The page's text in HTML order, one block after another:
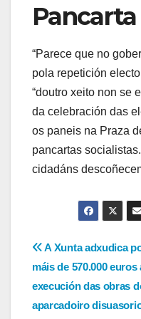
“Parece que no
pola repetición
“doutro xeito non se
da celebración das
os paneis na Praza
pancartas
cidadáns
de
entradas
A Xunta adxudica
máis de 570.000 euros
execución das obras
aparcadoiro